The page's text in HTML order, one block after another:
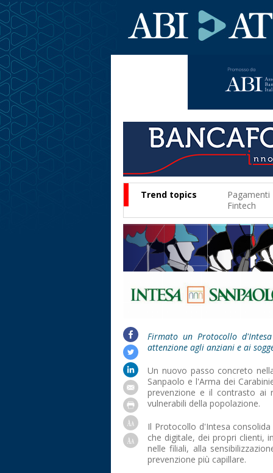
Trend topics Pagamenti
Fintech
Firmato un Protocollo
attenzione agli anziani e ai
Un nuovo passo concreto
Sanpaolo e l'Arma dei
prevenzione e il contrasto ai
vulnerabili della popolazione.
Il Protocollo d'Intesa
che digitale, dei propri clienti,
nelle filiali, alla
prevenzione più capillare.